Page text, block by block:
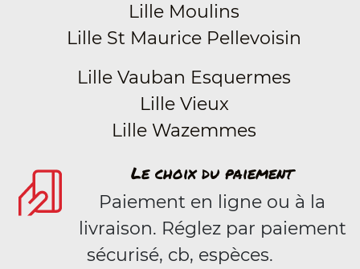
Lille Moulins
Lille St Maurice Pellevoisin
Lille Vauban Esquermes
Lille Vieux
Lille Wazemmes
Le choix du paiement
Paiement en ligne ou à la
livraison. Réglez par paiement
sécurisé, cb, espèces.